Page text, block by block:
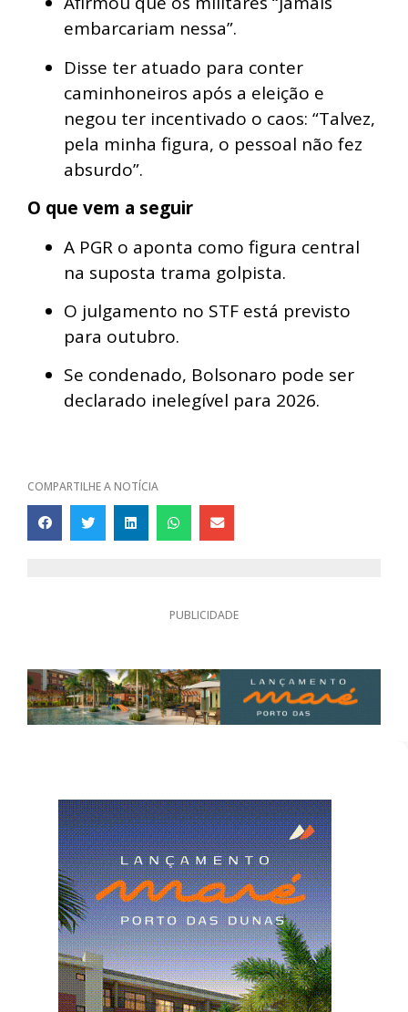
embarcariam nessa”.
Disse ter atuado para conter
caminhoneiros após a eleição e
negou ter incentivado o caos: “Talvez,
pela minha figura, o pessoal não fez
absurdo”.
O que vem a seguir
A PGR o aponta como figura central
na suposta trama golpista.
O julgamento no STF está previsto
para outubro.
Se condenado, Bolsonaro pode ser
declarado inelegível para 2026.
COMPARTILHE A NOTÍCIA
PUBLICIDADE